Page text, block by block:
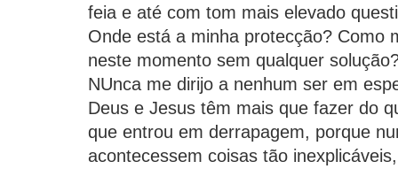
feia e até com tom mais elevado
Onde está a minha protecção? Como
neste momento sem qualquer
NUnca me dirijo a nenhum ser em
Deus e Jesus têm mais que fazer do
que entrou em derrapagem, porque
acontecessem coisas tão